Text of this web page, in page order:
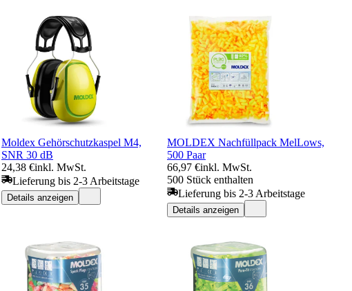
Moldex Gehörschutzkaspel M4,
SNR 30 dB
24,38 €inkl. MwSt.
Lieferung bis 2-3 Arbeitstage
Details anzeigen
MOLDEX Nachfüllpack MelLows,
500 Paar
66,97 €inkl. MwSt.
500 Stück enthalten
Lieferung bis 2-3 Arbeitstage
Details anzeigen